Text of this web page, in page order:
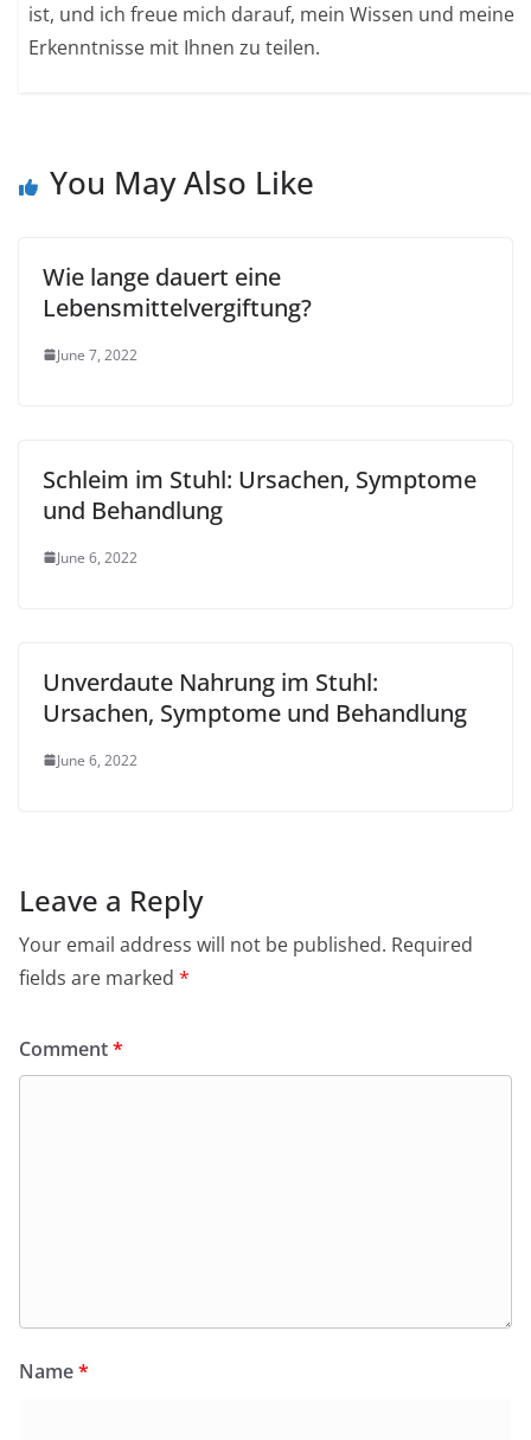
ist, und ich freue mich darauf, mein Wissen und meine
Erkenntnisse mit Ihnen zu teilen.
You May Also Like
Wie lange dauert eine
Lebensmittelvergiftung?
June 7, 2022
Schleim im Stuhl: Ursachen, Symptome
und Behandlung
June 6, 2022
Unverdaute Nahrung im Stuhl:
Ursachen, Symptome und Behandlung
June 6, 2022
Leave a Reply
Your email address will not be published. Required
fields are marked *
Comment*
Name*